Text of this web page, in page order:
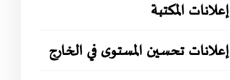
إعلانات المكتبة
إعلانات تحسين المستوى في الخارج